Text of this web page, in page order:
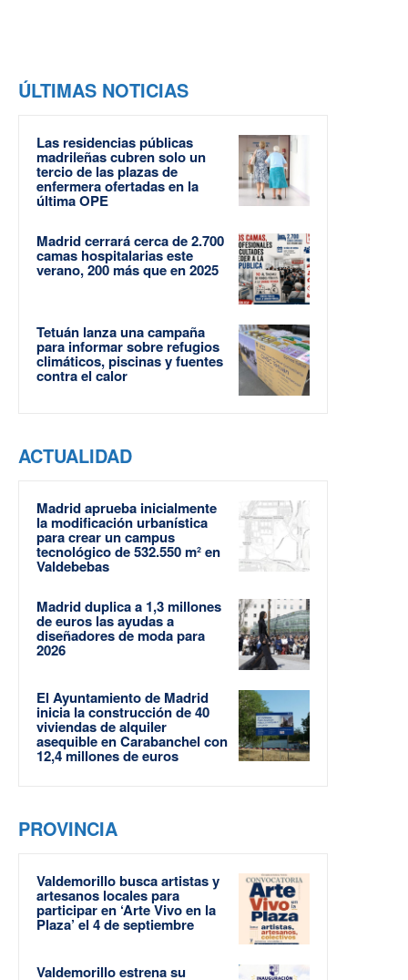
ÚLTIMAS NOTICIAS
Las residencias públicas
madrileñas cubren solo un
tercio de las plazas de
enfermera ofertadas en la
última OPE
Madrid cerrará cerca de 2.700
camas hospitalarias este
verano, 200 más que en 2025
Tetuán lanza una campaña
para informar sobre refugios
climáticos, piscinas y fuentes
contra el calor
ACTUALIDAD
Madrid aprueba inicialmente
la modificación urbanística
para crear un campus
tecnológico de 532.550 m² en
Valdebebas
Madrid duplica a 1,3 millones
de euros las ayudas a
diseñadores de moda para
2026
El Ayuntamiento de Madrid
inicia la construcción de 40
viviendas de alquiler
asequible en Carabanchel con
12,4 millones de euros
PROVINCIA
Valdemorillo busca artistas y
artesanos locales para
participar en ‘Arte Vivo en la
Plaza’ el 4 de septiembre
Valdemorillo estrena su